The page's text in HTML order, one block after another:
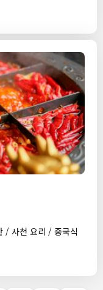
/ 사천 요리 / 중국식